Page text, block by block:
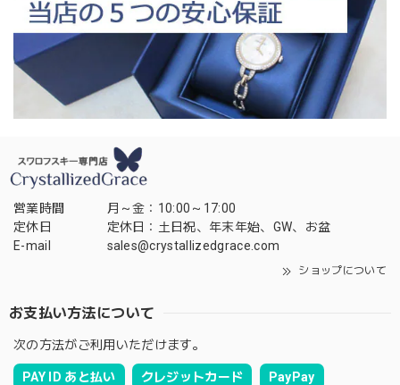
営業時間
月～金：10:00～17:00
定休日
定休日：土日祝、年末年始、GW、お盆
E-mail
sales@crystallizedgrace.com
ショップについて
お支払い方法について
次の方法がご利用いただけます。
PAY ID あと払い クレジットカード PayPay